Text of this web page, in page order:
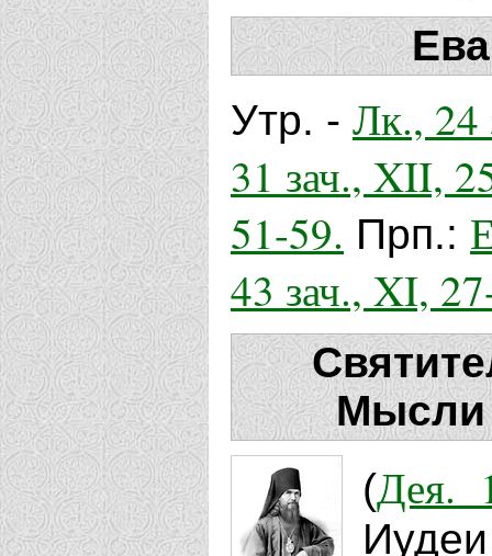
Утр. - Лк., 24
31 зач., XII,
51-59. Прп.:
43 зач., XI,
Мысли
(Дея.